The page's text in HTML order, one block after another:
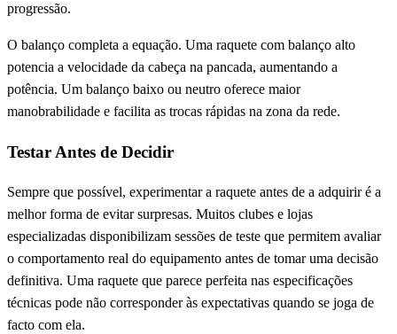
progressão.
O balanço completa a equação. Uma raquete com balanço alto
potencia a velocidade da cabeça na pancada, aumentando a
potência. Um balanço baixo ou neutro oferece maior
manobrabilidade e facilita as trocas rápidas na zona da rede.
Testar Antes de Decidir
Sempre que possível, experimentar a raquete antes de a adquirir é a
melhor forma de evitar surpresas. Muitos clubes e lojas
especializadas disponibilizam sessões de teste que permitem avaliar
o comportamento real do equipamento antes de tomar uma decisão
definitiva. Uma raquete que parece perfeita nas especificações
técnicas pode não corresponder às expectativas quando se joga de
facto com ela.